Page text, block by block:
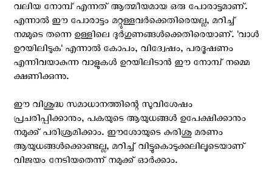
വലിയ നോമ്പ് എന്നത് ആത്മീയമായ ഒരു പോരാട്ടമാണ്.
എന്നാൽ ഈ പോരാട്ടം മറ്റുള്ളവർക്കെതിരെയല്ല, മറിച്ച്
നമ്മുടെ തന്നെ ഉള്ളിലെ ദുർഗുണങ്ങൾക്കെതിരെയാണ്. 'വാൾ
ഉറയിലിടുക' എന്നാൽ കോപം, വിദ്വേഷം, പരദൂഷണം
എന്നിവയാകുന്ന വാളുകൾ ഉറയിലിടാൻ ഈ നോമ്പ് നമ്മെ
ക്ഷണിക്കുന്നു.
ഈ വിശുദ്ധ സമാധാനത്തിന്റെ സുവിശേഷം
പ്രചരിപ്പിക്കാനും, പകയുടെ ആയുധങ്ങൾ ഉപേക്ഷിക്കാനും
നമുക്ക് പരിശ്രമിക്കാം. ഈശോയുടെ കുരിശു മരണം
ആയുധങ്ങൾക്കൊണ്ടല്ല, മറിച്ച് വിട്ടുകൊടുക്കലിലൂടെയാണ്
വിജയം നേടിയതെന്ന് നമുക്ക് ഓർക്കാം.